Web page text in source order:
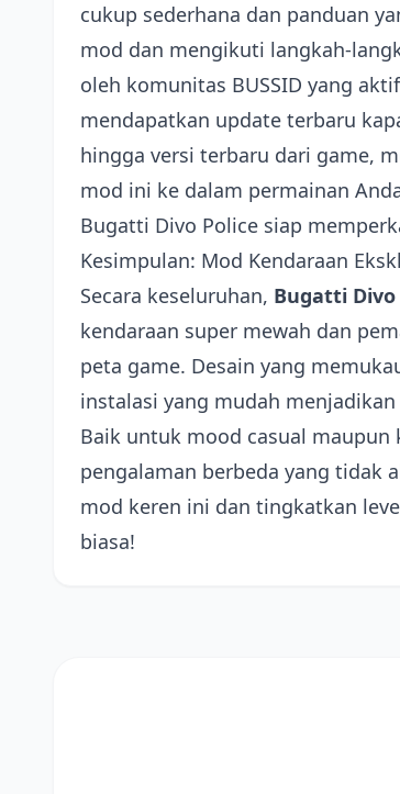
cukup sederhana dan panduan
mod dan mengikuti langkah-
oleh komunitas BUSSID yang
mendapatkan update terbaru
hingga versi terbaru dari game,
mod ini ke dalam permainan
Bugatti Divo Police siap
Kesimpulan: Mod Kendaraan
Secara keseluruhan, Bugatti Divo
kendaraan super mewah dan
peta game. Desain yang
instalasi yang mudah
Baik untuk mood casual
pengalaman berbeda yang tidak
mod keren ini dan tingkatkan
biasa!